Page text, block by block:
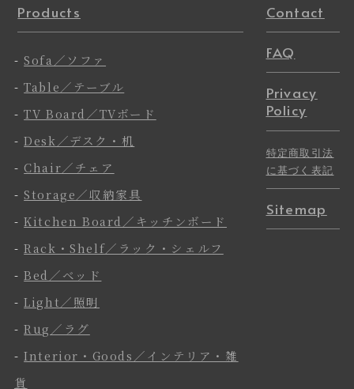
Products
-Sofa／ソファ
-Table／テーブル
-TV Board／TVボード
-Desk／デスク・机
- Chair／チェア
-Storage／収納家具
-Kitchen Board／キッチンボード
-Rack・Shelf／ラック・シェルフ
-Bed／ベッド
-Light／照明
-Rug／ラグ
-Interior・Goods／インテリア・雑
貨
Contact
FAQ
Privacy
Policy
特定商取引法
に基づく表記
Sitemap